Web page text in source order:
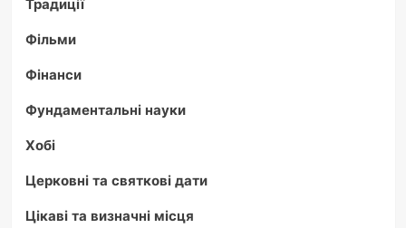
Традиції
Фільми
Фінанси
Фундаментальні науки
Хобі
Церковні та святкові дати
Цікаві та визначні місця